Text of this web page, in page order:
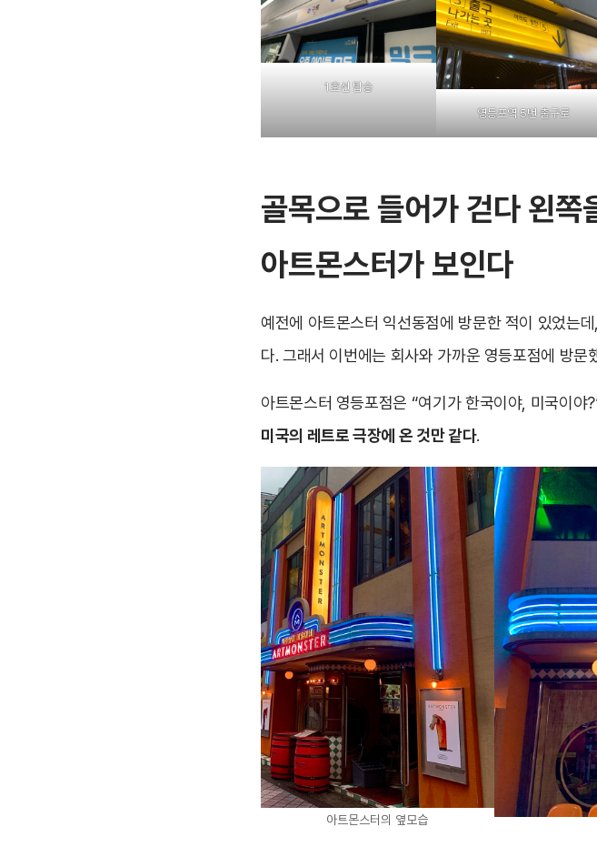
1호선 탑승
영등포역 5번 출구로
골목으로 들어가 걷다 왼
아트몬스터가 보인다
예전에 아트몬스터 익선동점에 방문한 적이 있었는
다. 그래서 이번에는 회사와 가까운 영등포점에 방문
아트몬스터 영등포점은 “여기가 한국이야, 미국이
미국의 레트로 극장에 온 것만 같다.
아트몬스터의 옆모습